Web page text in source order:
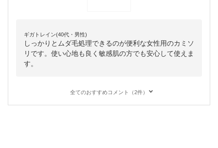
ギガトレイン(40代・男性)
しっかりとムダ毛処理できるのが便利な女性用のカミソ
リです。使い心地も良く敏感肌の方でも安心して使えま
す。
全てのおすすめコメント（2件）